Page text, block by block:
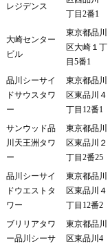
レジデンス
丁目2番1
大崎センター
ビル
東京都品川
区大崎１丁
目5番1
品川シーサイ
ドサウスタワ
ー
東京都品川
区東品川４
丁目12番1
サンウッド品
川天王洲タワ
ー
東京都品川
区東品川２
丁目2番25
品川シーサイ
ドウエストタ
ワー
東京都品川
区東品川４
丁目12番2
ブリリアタワ
ー品川シーサ
東京都品川
区東品川4